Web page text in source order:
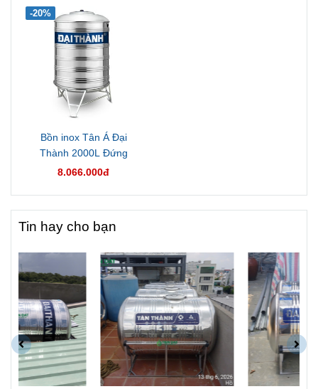
Bồn inox Tân Á Đại
Thành 2000L Đứng
8.066.000đ
-20%
Tin hay cho bạn